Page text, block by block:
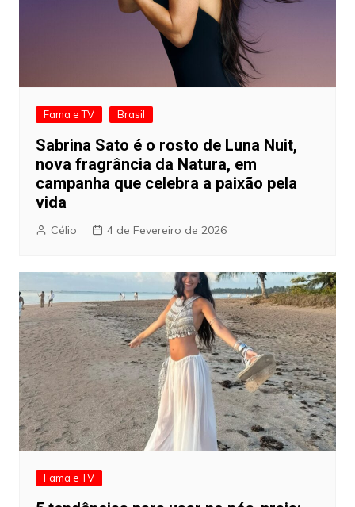
Fama e TV Brasil
Sabrina Sato é o rosto de Luna Nuit,
nova fragrância da Natura, em
campanha que celebra a paixão pela
vida
Célio 4 de Fevereiro de 2026
Fama e TV